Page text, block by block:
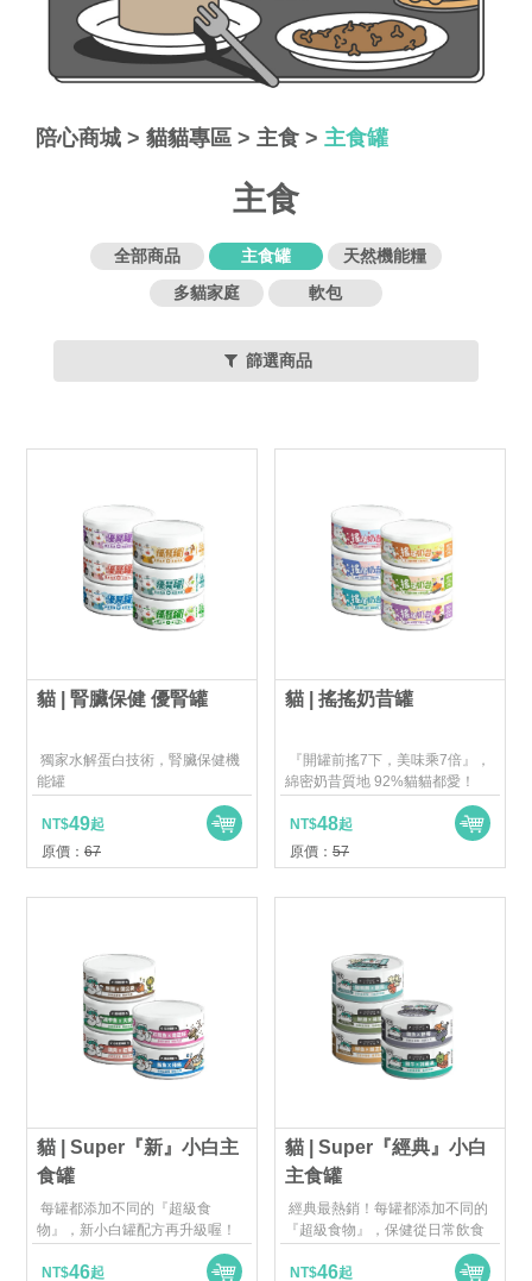
陪心商城 > 貓貓專區 > 主食 > 主食罐
主食
全部商品 主食罐
天然機能糧
多貓家庭
軟包
篩選商品
貓 | 腎臟保健 優腎罐
獨家水解蛋白技術，腎臟保健機
能罐
NT$49起
原價： 67
貓 | 搖搖奶昔罐
『開罐前搖7下，美味乘7倍』，
綿密奶昔質地 92%貓貓都愛！
NT$48起
原價： 57
貓 | Super『新』小白主
食罐
每罐都添加不同的『超級食
物』，新小白罐配方再升級喔！
NT$46起
貓 | Super『經典』小白
主食罐
經典最熱銷！每罐都添加不同的
『超級食物』，保健從日常飲食
NT$46起